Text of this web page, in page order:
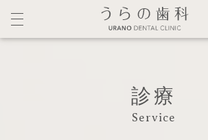
診療
Service